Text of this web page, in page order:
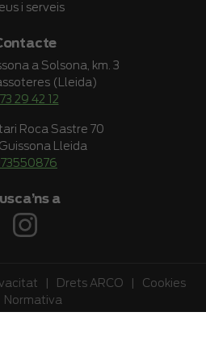
i serveis
a Solsona, km. 3
(Lleida)
29 42 12
Roca Sastre 70
Lleida
a
Drets ARCO
Cookies
Normativa